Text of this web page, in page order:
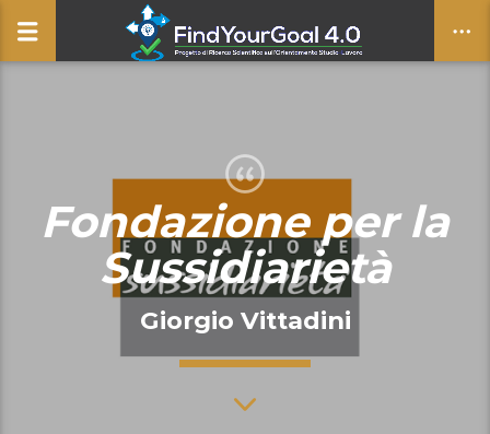
CLOSE
Fondazione per la
Sussidiarietà
Giorgio Vittadini